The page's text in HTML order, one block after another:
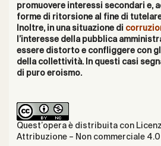
promuovere interessi secondari e,
forme di ritorsione al fine di tutelare
Inoltre, in una situazione di
l’interesse della pubblica
essere distorto e confliggere con
della collettività. In questi casi
di puro eroismo.
Quest’opera è distribuita con
Attribuzione – Non commerciale